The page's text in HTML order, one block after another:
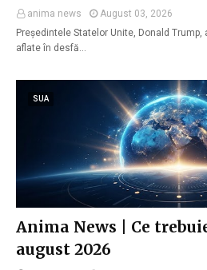
anima news
August 03, 2026
Președintele Statelor Unite, Donald
aflate în desfă…
SUA
Anima News | Ce
august 2026